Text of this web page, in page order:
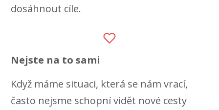
dosáhnout cíle.
Nejste na to sami
Když máme situaci, která se nám vrací,
často nejsme schopní vidět nové cesty